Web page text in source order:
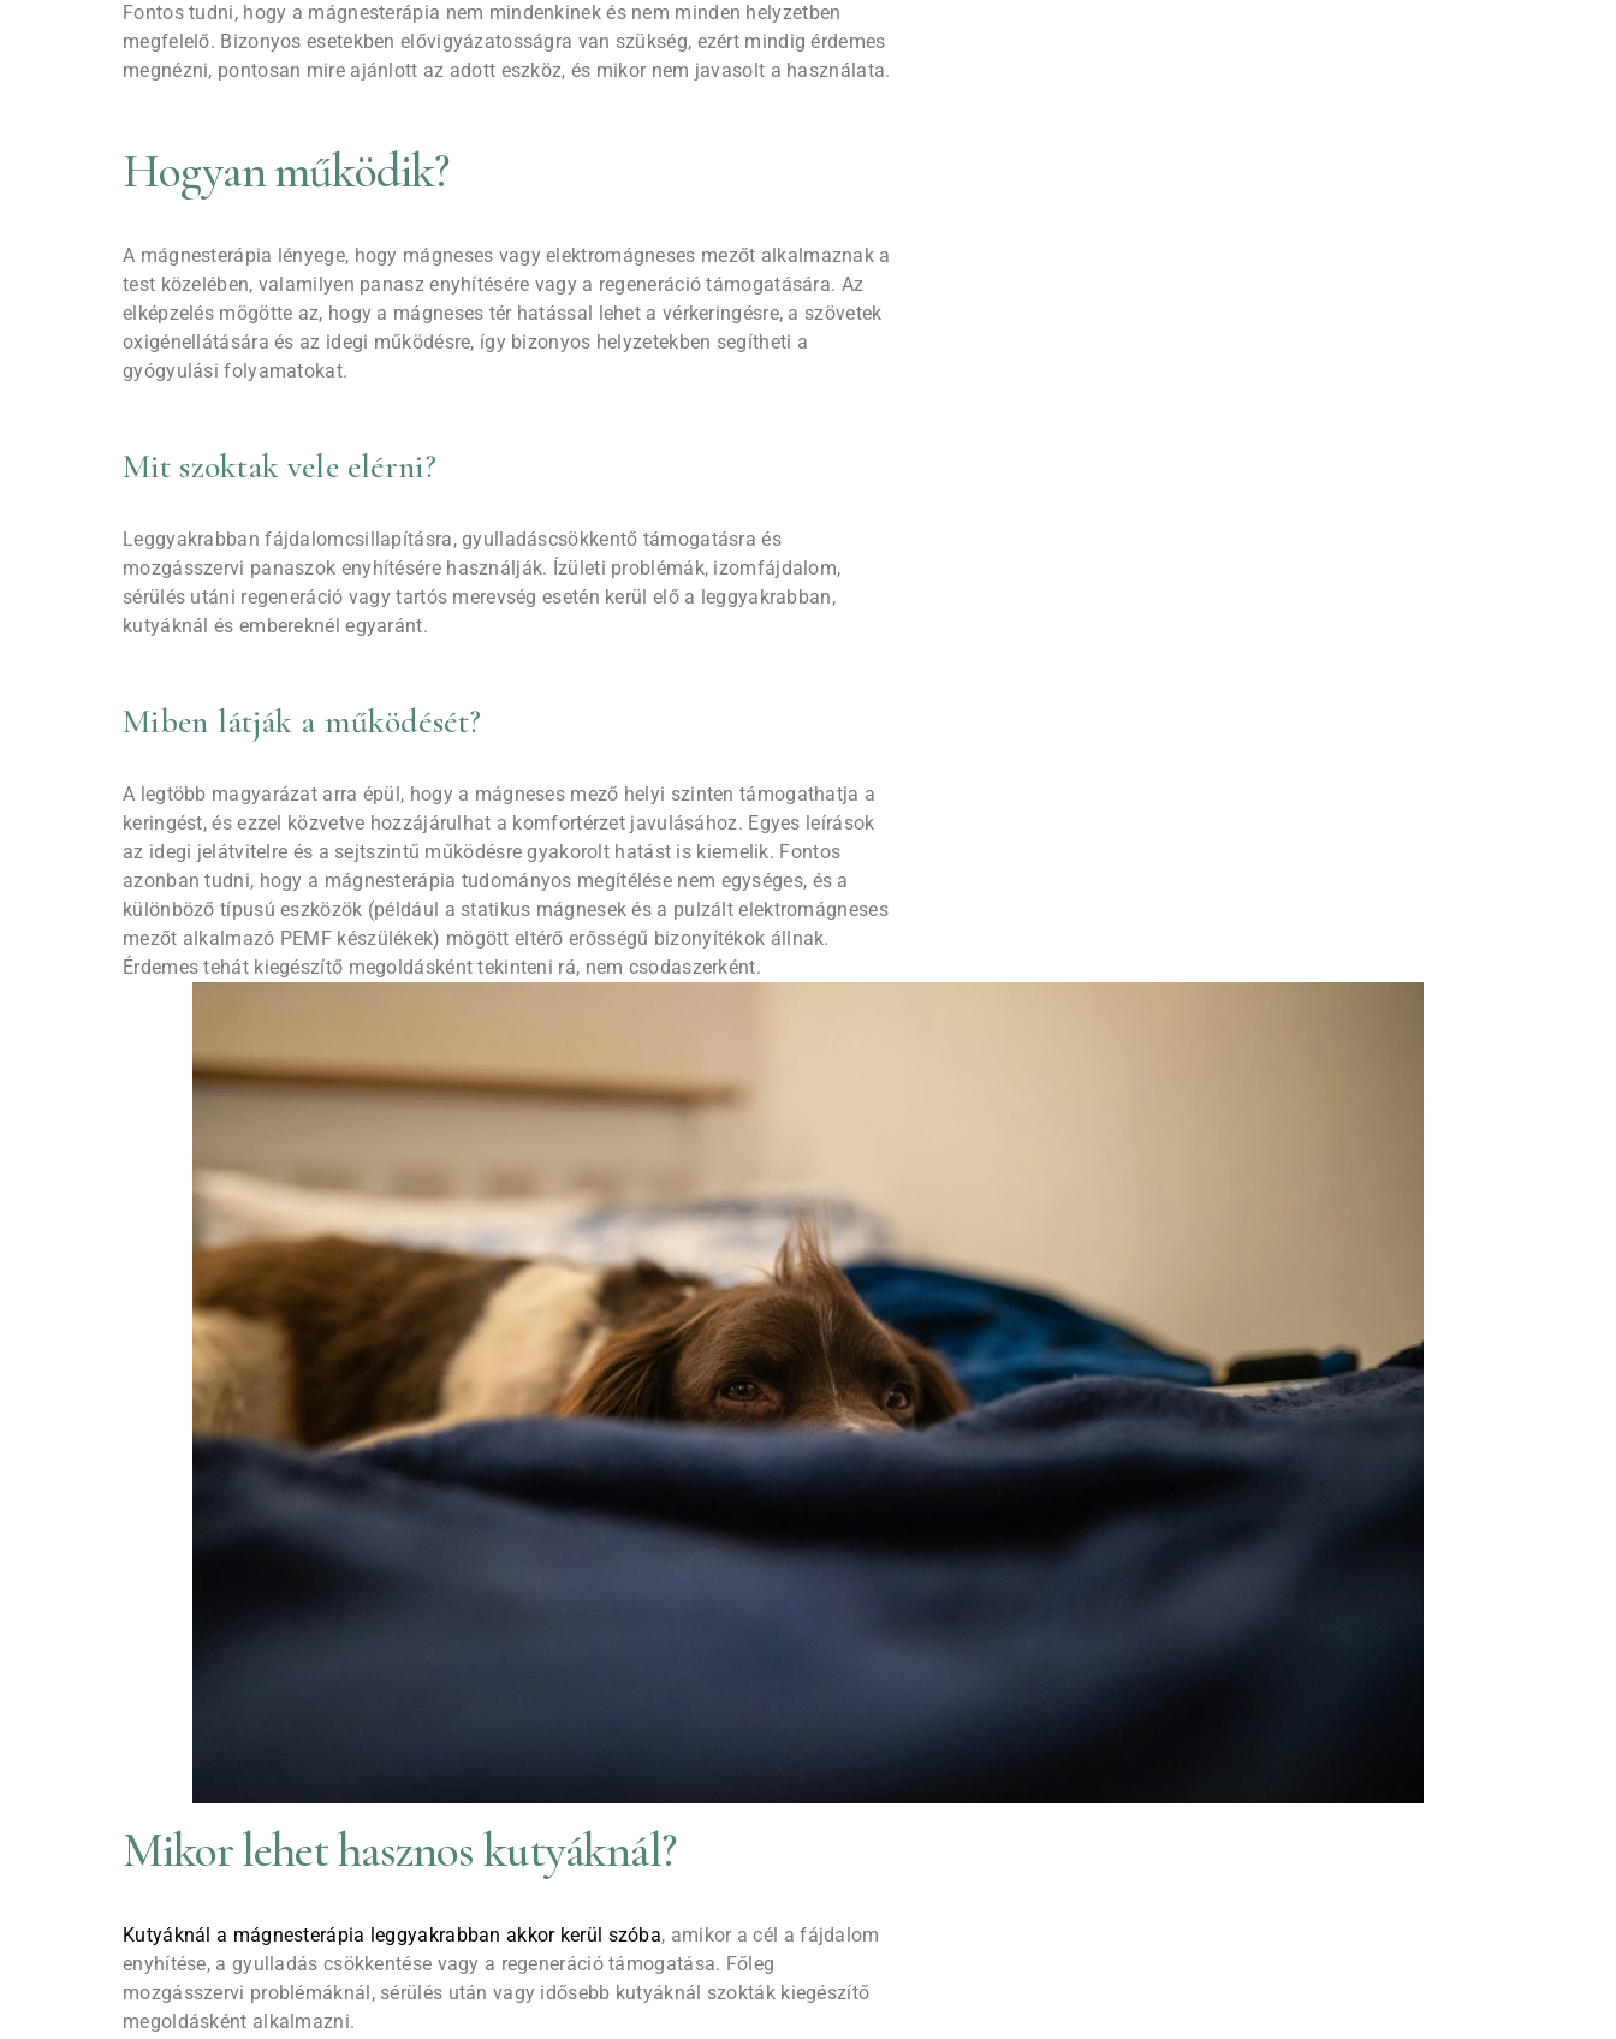
Fontos tudni, hogy a mágnesterápia nem mindenkinek és nem minden helyzetben
megfelelő. Bizonyos esetekben elővigyázatosságra van szükség, ezért mindig érdemes
megnézni, pontosan mire ajánlott az adott eszköz, és mikor nem javasolt a használata.
Hogyan működik?
A mágnesterápia lényege, hogy mágneses vagy elektromágneses mezőt alkalmaznak a
test közelében, valamilyen panasz enyhítésére vagy a regeneráció támogatására. Az
elképzelés mögötte az, hogy a mágneses tér hatással lehet a vérkeringésre, a szövetek
oxigénellátására és az idegi működésre, így bizonyos helyzetekben segítheti a
gyógyulási folyamatokat.
Mit szoktak vele elérni?
Leggyakrabban fájdalomcsillapításra, gyulladáscsökkentő támogatásra és
mozgásszervi panaszok enyhítésére használják. Ízületi problémák, izomfájdalom,
sérülés utáni regeneráció vagy tartós merevség esetén kerül elő a leggyakrabban,
kutyáknál és embereknél egyaránt.
Miben látják a működését?
A legtöbb magyarázat arra épül, hogy a mágneses mező helyi szinten támogathatja a
keringést, és ezzel közvetve hozzájárulhat a komfortérzet javulásához. Egyes leírások
az idegi jelátvitelre és a sejtszintű működésre gyakorolt hatást is kiemelik. Fontos
azonban tudni, hogy a mágnesterápia tudományos megítélése nem egységes, és a
különböző típusú eszközök (például a statikus mágnesek és a pulzált elektromágneses
mezőt alkalmazó PEMF készülékek) mögött eltérő erősségű bizonyítékok állnak.
Érdemes tehát kiegészítő megoldásként tekinteni rá, nem csodaszerként.
Mikor lehet hasznos kutyáknál?
Kutyáknál a mágnesterápia leggyakrabban akkor kerül szóba, amikor a cél a fájdalom
enyhítése, a gyulladás csökkentése vagy a regeneráció támogatása. Főleg
mozgásszervi problémáknál, sérülés után vagy idősebb kutyáknál szokták kiegészítő
megoldásként alkalmazni.